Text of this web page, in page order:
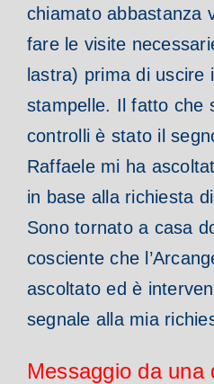
chiamato abbastanza
fare le visite
lastra) prima di uscire
stampelle. Il fatto che
controlli è stato il
Raffaele mi ha
in base alla richiesta
Sono tornato a casa
cosciente che
ascoltato ed è
segnale alla mia
Messaggio da una